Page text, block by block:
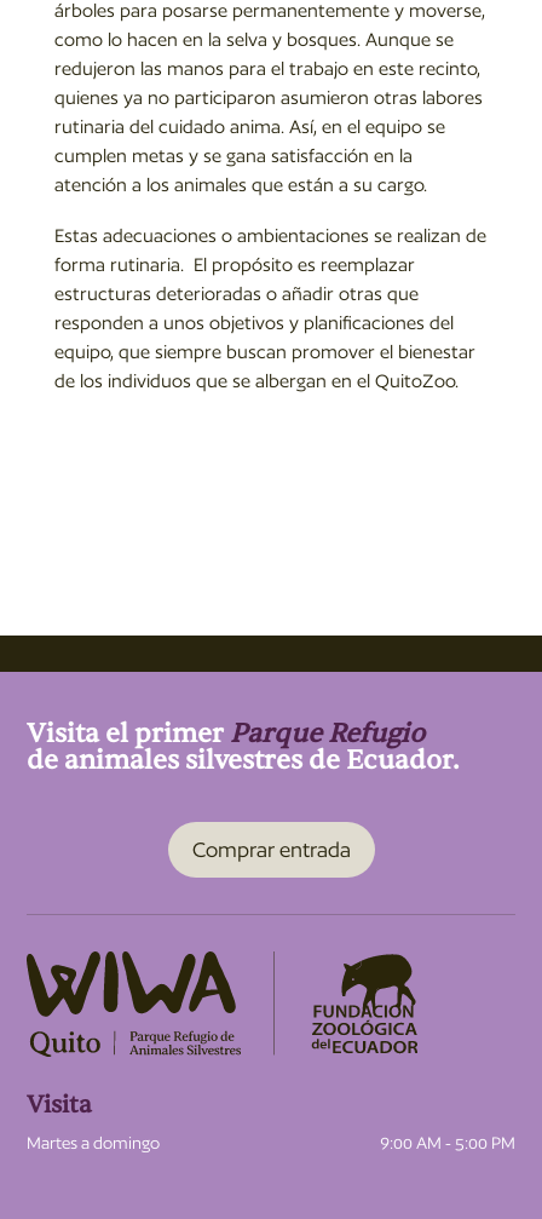
árboles para posarse permanentemente y moverse,
como lo hacen en la selva y bosques. Aunque se
redujeron las manos para el trabajo en este recinto,
quienes ya no participaron asumieron otras labores
rutinaria del cuidado anima. Así, en el equipo se
cumplen metas y se gana satisfacción en la
atención a los animales que están a su cargo.
Estas adecuaciones o ambientaciones se realizan de
forma rutinaria. El propósito es reemplazar
estructuras deterioradas o añadir otras que
responden a unos objetivos y planificaciones del
equipo, que siempre buscan promover el bienestar
de los individuos que se albergan en el QuitoZoo.
Visita el primer Parque Refugio
de animales silvestres de Ecuador.
Comprar entrada
Visita
Martes a domingo 9:00 AM - 5:00 PM